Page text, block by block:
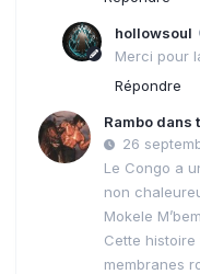
hollowsoul
Merci pour
Répondre
Rambo dans
26
Le Congo a
non
Mokele
Cette
membranes